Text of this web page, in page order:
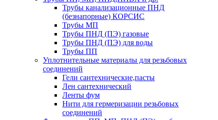
Трубы канализационные ПНД
(безнапорные) КОРСИС
Трубы МП
Трубы ПНД (ПЭ) газовые
Трубы ПНД (ПЭ) для воды
Трубы ПП
Уплотнительные материалы для резьбовых
соединений
Гели сантехнические,пасты
Лен сантехнический
Ленты фум
Нити для гермеризации резьбовых
соединений